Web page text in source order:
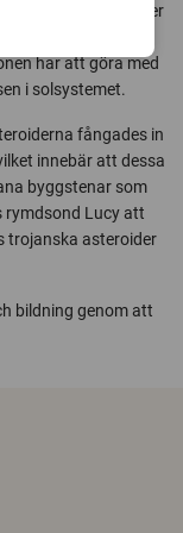
rörelse där Jupiter
Den
har att göra med
i solsystemet.
fångades in
innebär att dessa
byggstenar som
rymdsond Lucy att
trojanska asteroider
bildning genom att